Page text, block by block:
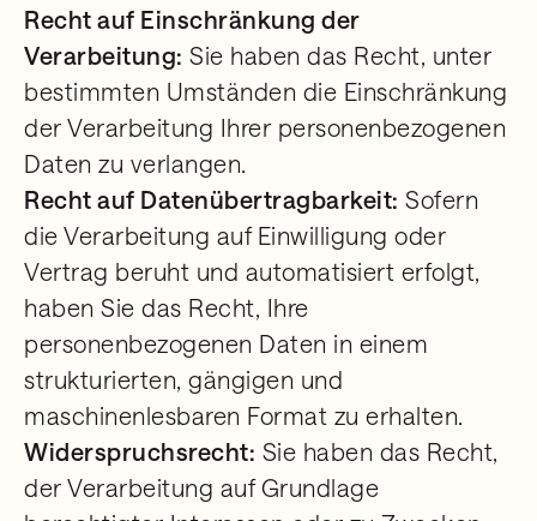
Recht auf Einschränkung der
Verarbeitung: Sie haben das Recht, unter
bestimmten Umständen die Einschränkung
der Verarbeitung Ihrer personenbezogenen
Daten zu verlangen.
Recht auf Datenübertragbarkeit: Sofern
die Verarbeitung auf Einwilligung oder
Vertrag beruht und automatisiert erfolgt,
haben Sie das Recht, Ihre
personenbezogenen Daten in einem
strukturierten, gängigen und
maschinenlesbaren Format zu erhalten.
Widerspruchsrecht: Sie haben das Recht,
der Verarbeitung auf Grundlage